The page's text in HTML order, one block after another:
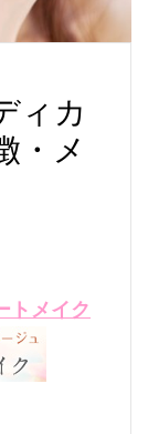
ィカ
・メ
トメイク